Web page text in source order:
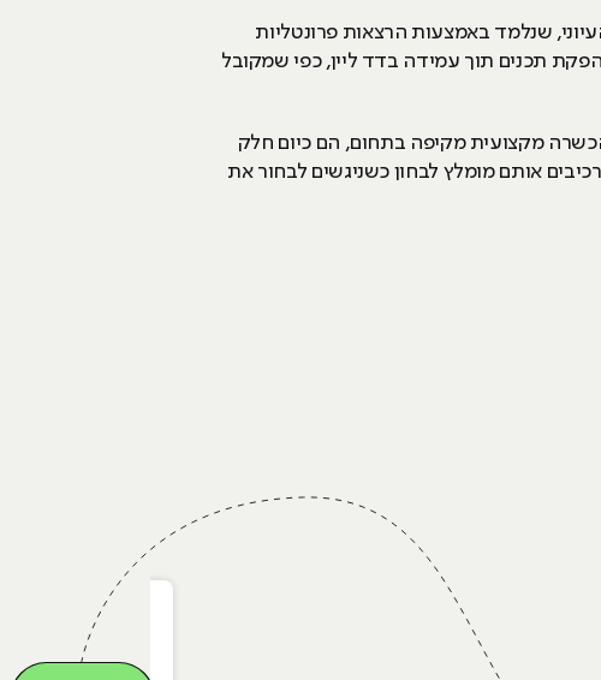
שנלמד באמצעות הרצאות פרונטליות
תכנים תוך עמידה בדד ליין, כפי שמקובל
מקצועית מקיפה בתחום, הם כיום חלק
אותם מומלץ לבחון כשניגשים לבחור את